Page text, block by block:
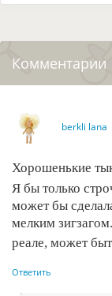
Комментарии
berkli lana
Хорошенькие
Я бы только
может бы
мелким зигзагом.
реале, может
Ответить